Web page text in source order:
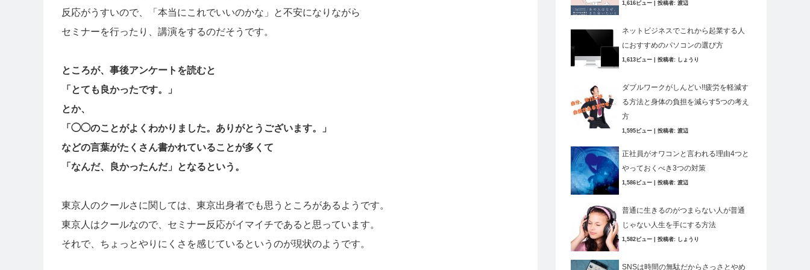
反応がうすいので、「本当にこれでいいのかな」と不安になりながら
セミナーを行ったり、講演をするのだそうです。
ところが、事後アンケートを読むと
「とても良かったです。」
とか、
「◯◯のことがよくわかりました。ありがとうございます。」
などの言葉がたくさん書かれていることが多くて
「なんだ、良かったんだ」となるという。
東京人のクールさに関しては、東京出身者でも思うところがあるようです。
東京人はクールなので、セミナー反応がイマイチであると思っています。
それで、ちょっとやりにくさを感じているというのが現状のようです。
1,616ビュー 投稿者: 渡辺
ネットビジネスでこれから起業する人
におすすめのパソコンの選び方
1,613ビュー 投稿者: しょうり
ダブルワークがしんどい!!疲労を軽減す
る方法と身体の負担を減らす5つの考え
方
1,595ビュー 投稿者: 渡辺
正社員がオワコンと言われる理由4つと
やっておくべき3つの対策
1,586ビュー 投稿者: 渡辺
普通に生きるのがつまらない人が普通
じゃない人生を手にする方法
1,582ビュー 投稿者: しょうり
SNSは時間の無駄だからさっさとやめ